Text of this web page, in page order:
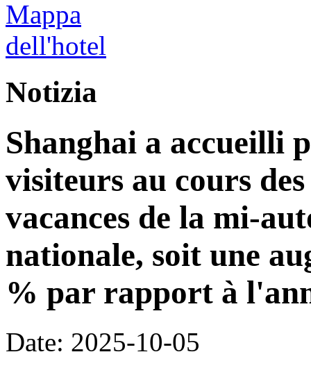
Notizia
Shanghai a accueilli
visiteurs au cours
vacances de la mi-
nationale, soit une
% par rapport à
Date: 2025-10-05